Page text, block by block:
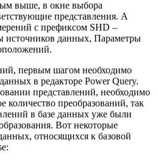
выше, в окне выбора
представления. А
с префиксом SHD –
источников данных, Параметры
первым шагом необходимо
в редакторе Power Query.
представлений, необходимо
количество преобразований, так
в базе данных уже были
Вот некоторые
относящихся к базовой